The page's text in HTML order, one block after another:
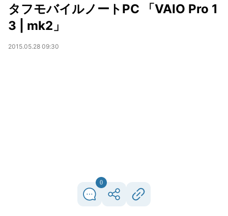
タフモバイルノートPC 「VAIO Pro 1
3 | mk2」
2015.05.28 09:30
0